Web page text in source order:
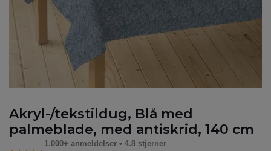
Akryl-/tekstildug, Blå med
palmeblade, med antiskrid, 140 cm
1.000+ anmeldelser • 4.8 stjerner